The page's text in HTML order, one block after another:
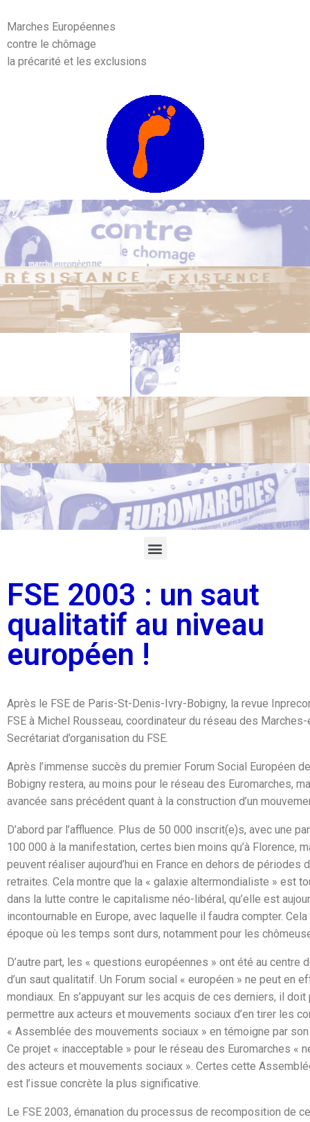
Marches Européennes
contre le chômage
la précarité et les exclusions
FSE 2003 : un saut
qualitatif au niveau
européen !
Après le FSE de Paris-St-Denis-Ivry-Bobigny, la revue
FSE à Michel Rousseau, coordinateur du réseau des
Secrétariat d’organisation du FSE.
Après l’immense succès du premier Forum Social Européen
Bobigny restera, au moins pour le réseau des Euromarches,
avancée sans précédent quant à la construction d’un
D’abord par l’affluence. Plus de 50 000 inscrit(e)s, avec une
100 000 à la manifestation, certes bien moins qu’à Florence,
peuvent réaliser aujourd’hui en France en dehors de
retraites. Cela montre que la « galaxie altermondialiste » est
dans la lutte contre le capitalisme néo-libéral, qu’elle est
incontournable en Europe, avec laquelle il faudra compter.
époque où les temps sont durs, notamment pour les
D’autre part, les « questions européennes » ont été au centre
d’un saut qualitatif. Un Forum social « européen » ne peut
mondiaux. En s’appuyant sur les acquis de ces derniers, il
permettre aux acteurs et mouvements sociaux d’en tirer les
« Assemblée des mouvements sociaux » en témoigne par
Ce projet « inacceptable » pour le réseau des Euromarches «
des acteurs et mouvements sociaux ». Certes cette
est l’issue concrète la plus significative.
Le FSE 2003, émanation du processus de recomposition de